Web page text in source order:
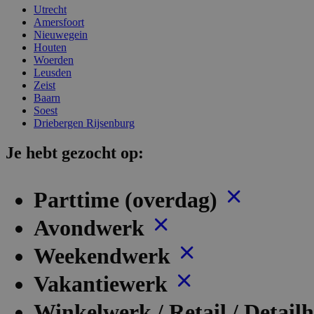
Utrecht
Amersfoort
Nieuwegein
Houten
Woerden
Leusden
Zeist
Baarn
Soest
Driebergen Rijsenburg
Je hebt gezocht op:
Parttime (overdag)
Avondwerk
Weekendwerk
Vakantiewerk